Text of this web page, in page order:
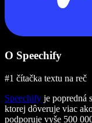
O Speechify
#1 čítačka textu na reč
Speechify je popredná
ktorej dôveruje viac
podporuje vyše 500